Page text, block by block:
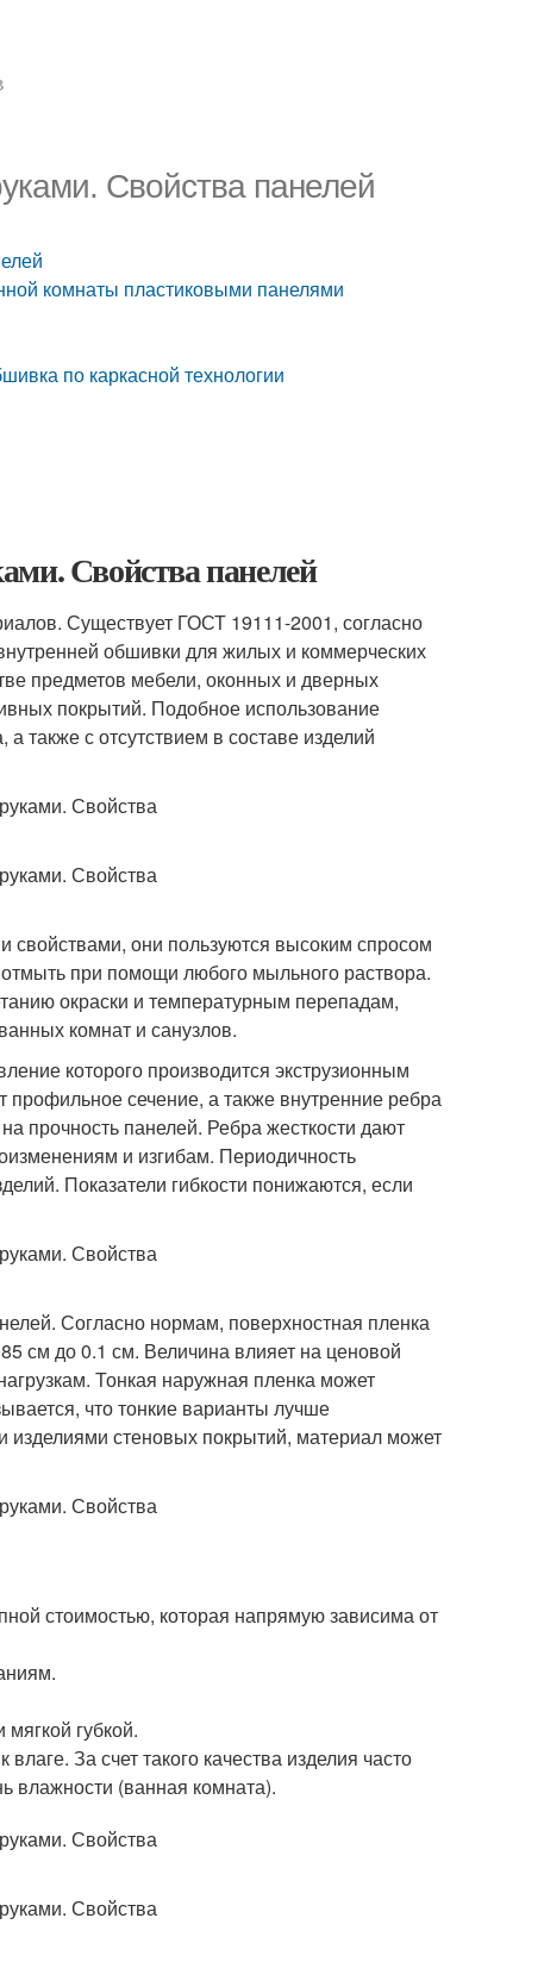
Свойства панелей
комнаты пластиковыми панелями
по каркасной технологии
Свойства панелей
Существует ГОСТ 19111-2001, согласно
обшивки для жилых и коммерческих
предметов мебели, оконных и дверных
покрытий. Подобное использование
также с отсутствием в составе изделий
свойствами, они пользуются высоким спросом
при помощи любого мыльного раствора.
окраски и температурным перепадам,
комнат и санузлов.
которого производится экструзионным
сечение, а также внутренние ребра
прочность панелей. Ребра жесткости дают
и изгибам. Периодичность
Показатели гибкости понижаются, если
Согласно нормам, поверхностная пленка
см до 0.1 см. Величина влияет на ценовой
Тонкая наружная пленка может
что тонкие варианты лучше
изделиями стеновых покрытий, материал может
стоимостью, которая напрямую зависима от
губкой.
За счет такого качества изделия часто
влажности (ванная комната).